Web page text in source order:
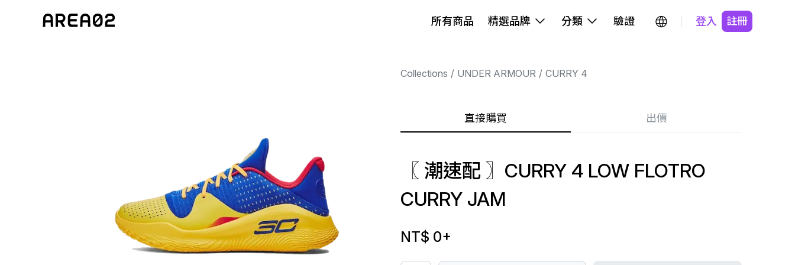
所有商品 精選品牌 分類 驗證 登入 註冊
Collections UNDER ARMOUR CURRY 4
直接購買 出價
〖 潮速配 〗CURRY 4 LOW FLOTRO
CURRY JAM
NT$ 0+